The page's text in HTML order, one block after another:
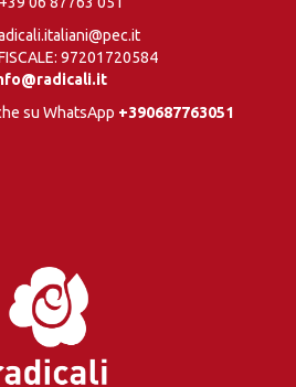
97201720584
su WhatsApp +390687763051